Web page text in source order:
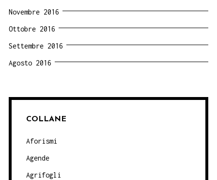
Novembre 2016
Ottobre 2016
Settembre 2016
Agosto 2016
COLLANE
Aforismi
Agende
Agrifogli